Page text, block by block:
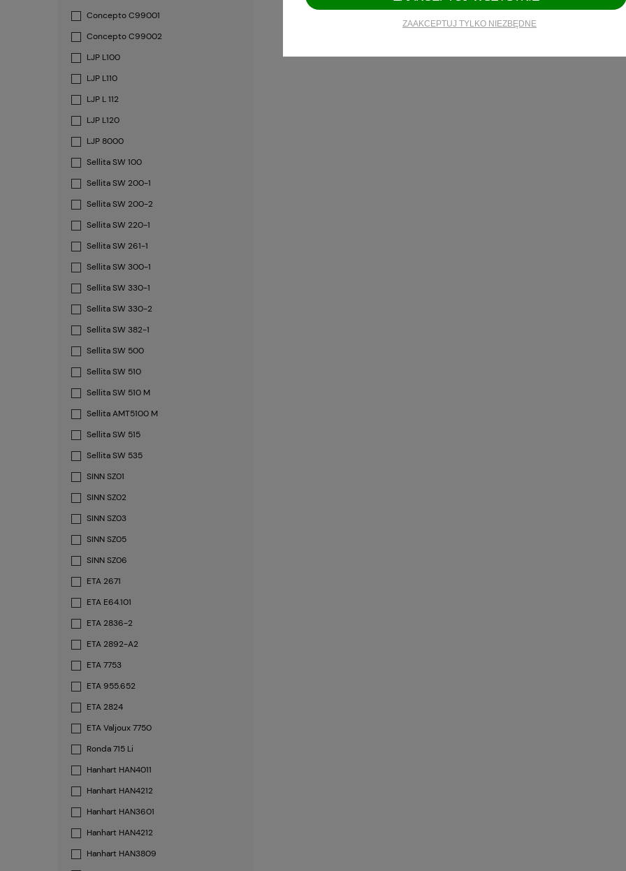
Concepto C99001
Concepto C99002
LJP L100
LJP L110
LJP L 112
LJP L120
LJP 8000
Sellita SW 100
Sellita SW 200-1
Sellita SW 200-2
Sellita SW 220-1
Sellita SW 261-1
Sellita SW 300-1
Sellita SW 330-1
Sellita SW 330-2
Sellita SW 382-1
Sellita SW 500
Sellita SW 510
Sellita SW 510 M
Sellita AMT5100 M
Sellita SW 515
Sellita SW 535
SINN SZ01
SINN SZ02
SINN SZ03
SINN SZ05
SINN SZ06
ETA 2671
ETA E64.101
ETA 2836-2
ETA 2892-A2
ETA 7753
ETA 955.652
ETA 2824
ETA Valjoux 7750
Ronda 715 Li
Hanhart HAN4011
Hanhart HAN4212
Hanhart HAN3601
Hanhart HAN4212
Hanhart HAN3809
ZAAKCEPTUJ TYLKO NIEZBĘDNE